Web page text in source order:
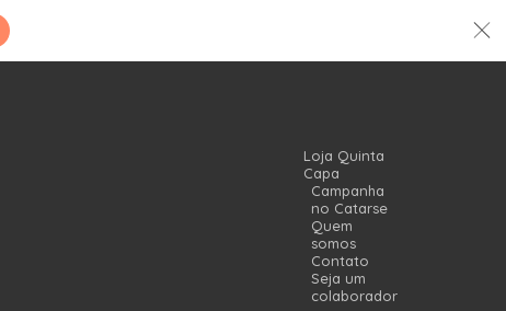
Loja Quinta
Capa
Campanha
no Catarse
Quem
somos
Contato
Seja um
colaborador